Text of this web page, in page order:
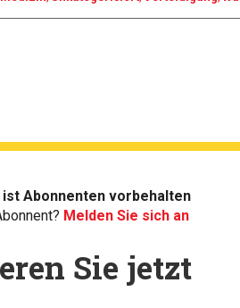
Abonnenten vorbehalten
Melden Sie sich an
Sie jetzt